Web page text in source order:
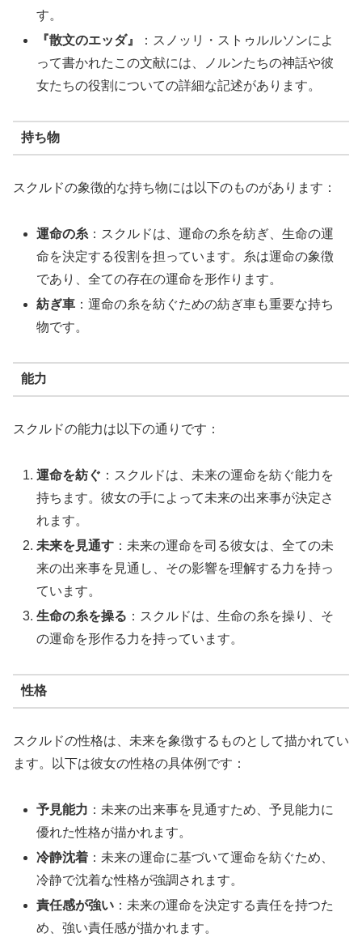
す。
『散文のエッダ』
：スノッリ・ストゥルルソンによ
って書かれたこの文献には、ノルンたちの神話や彼
女たちの役割についての詳細な記述があります。
持ち物
スクルドの象徴的な持ち物には以下のものがあります：
運命の糸 ：スクルドは、運命の糸を紡ぎ、生命の運
命を決定する役割を担っています。糸は運命の象徴
であり、全ての存在の運命を形作ります。
紡ぎ車 ：運命の糸を紡ぐための紡ぎ車も重要な持ち
物です。
能力
スクルドの能力は以下の通りです：
運命を紡ぐ ：スクルドは、未来の運命を紡ぐ能力を
持ちます。彼女の手によって未来の出来事が決定さ
れます。
未来を見通す ：未来の運命を司る彼女は、全ての未
来の出来事を見通し、その影響を理解する力を持っ
ています。
生命の糸を操る ：スクルドは、生命の糸を操り、そ
の運命を形作る力を持っています。
性格
スクルドの性格は、未来を象徴するものとして描かれてい
ます。以下は彼女の性格の具体例です：
予見能力 ：未来の出来事を見通すため、予見能力に
優れた性格が描かれます。
冷静沈着 ：未来の運命に基づいて運命を紡ぐため、
冷静で沈着な性格が強調されます。
責任感が強い ：未来の運命を決定する責任を持つた
め、強い責任感が描かれます。